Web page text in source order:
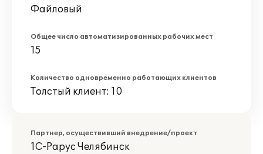
Файловый
Общее число автоматизированных рабочих мест
15
Количество одновременно работающих клиентов
Толстый клиент: 10
Партнер, осуществивший внедрение/проект
1С-Рарус Челябинск